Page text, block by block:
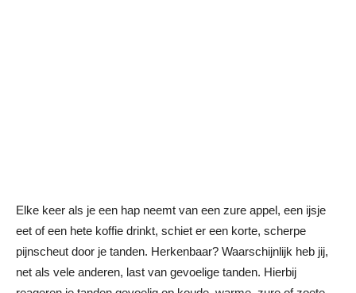
Elke keer als je een hap neemt van een zure appel, een ijsje
eet of een hete koffie drinkt, schiet er een korte, scherpe
pijnscheut door je tanden. Herkenbaar? Waarschijnlijk heb jij,
net als vele anderen, last van gevoelige tanden. Hierbij